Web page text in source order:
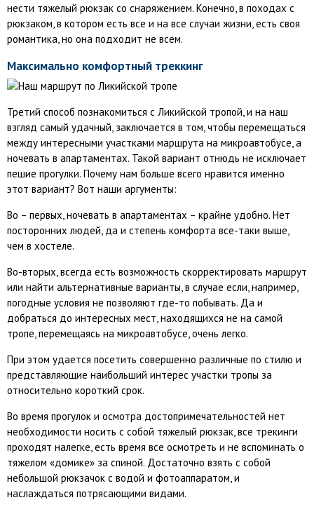
нести тяжелый рюкзак со снаряжением. Конечно, в походах с
рюкзаком, в котором есть все и на все случаи жизни, есть своя
романтика, но она подходит не всем.
Максимально комфортный треккинг
Третий способ познакомиться с Ликийской тропой, и на наш
взгляд самый удачный, заключается в том, чтобы перемещаться
между интересными участками маршрута на микроавтобусе, а
ночевать в апартаментах. Такой вариант отнюдь не исключает
пешие прогулки. Почему нам больше всего нравится именно
этот вариант? Вот наши аргументы:
Во – первых, ночевать в апартаментах – крайне удобно. Нет
посторонних людей, да и степень комфорта все-таки выше,
чем в хостеле.
Во-вторых, всегда есть возможность скорректировать маршрут
или найти альтернативные варианты, в случае если, например,
погодные условия не позволяют где-то побывать. Да и
добраться до интересных мест, находящихся не на самой
тропе, перемещаясь на микроавтобусе, очень легко.
При этом удается посетить совершенно различные по стилю и
представляющие наибольший интерес участки тропы за
относительно короткий срок.
Во время прогулок и осмотра достопримечательностей нет
необходимости носить с собой тяжелый рюкзак, все трекинги
проходят налегке, есть время все осмотреть и не вспоминать о
тяжелом «домике» за спиной. Достаточно взять с собой
небольшой рюкзачок с водой и фотоаппаратом, и
наслаждаться потрясающими видами.